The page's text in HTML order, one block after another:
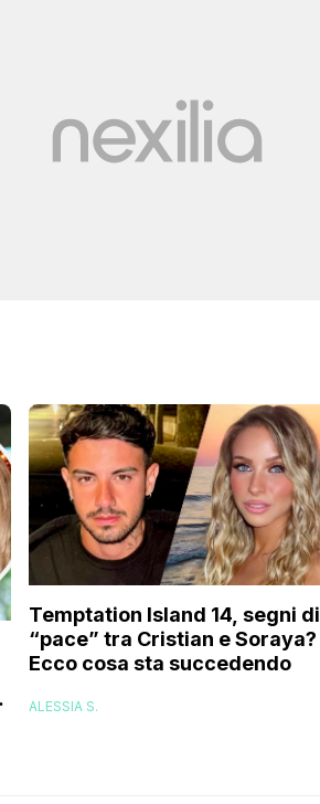
Temptation Island 14, segni di
“pace” tra Cristian e Soraya?
Ecco cosa sta succedendo
ALESSIA S.